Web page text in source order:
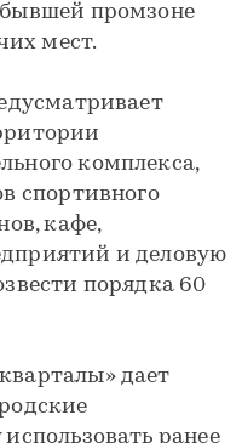
промзоне
мест.
комплекса,
спортивного
кафе,
и деловую
порядка 60
дает
ранее